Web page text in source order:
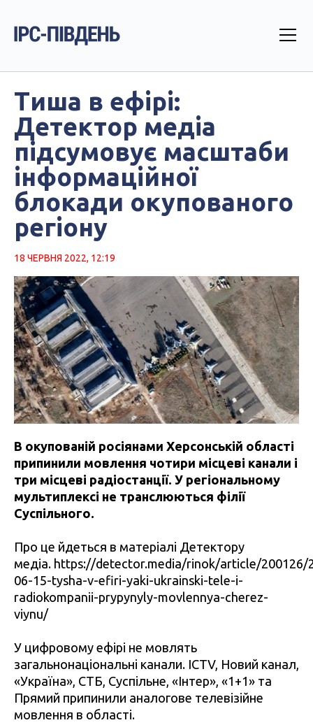
Тиша в ефірі:
Детектор медіа
підсумовує масштаби
інформаційної
блокади окупованого
регіону
18 ЧЕРВНЯ 2022, 12:19
В окупованій росіянами Херсонській області
припинили мовлення чотири місцеві канали і
три місцеві радіостанції. У регіональному
мультиплексі не транслюються філії
Суспільного.
Про це йдеться в матеріалі Детектору
медіа. https://detector.media/rinok/article/200126/
06-15-tysha-v-efiri-yaki-ukrainski-tele-i-
radiokompanii-prypynyly-movlennya-cherez-
viynu/
У цифровому ефірі не мовлять
загальнонаціональні канали. ICTV, Новий канал,
«Україна», СТБ, Суспільне, «Інтер», «1+1» та
Прямий припинили аналогове телевізійне
мовлення в області.